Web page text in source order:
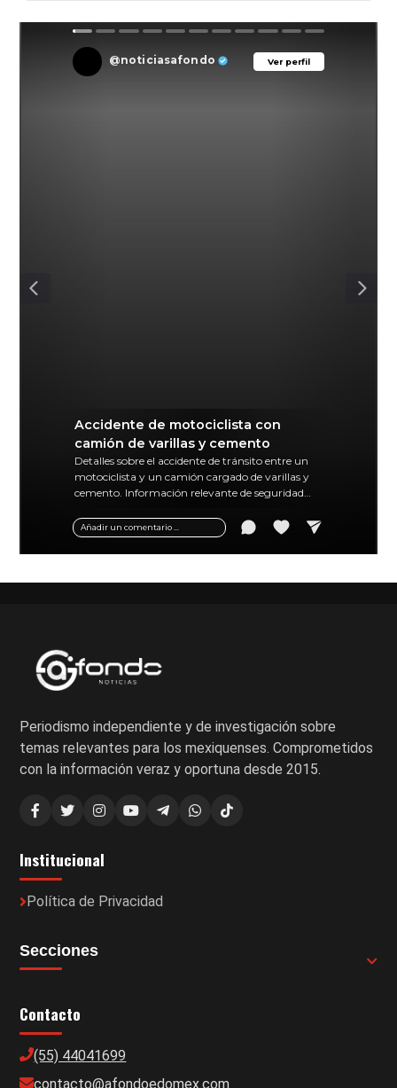
Ver perfil
@noticiasafondo Ver perfil
Añadir un comentario ...
Accidente de motociclista con
camión de varillas y cemento
Detalles sobre el accidente de tránsito entre un
motociclista y un camión cargado de varillas y
cemento. Información relevante de seguridad
Periodismo independiente y de investigación sobre
temas relevantes para los mexiquenses. Comprometidos
con la información veraz y oportuna desde 2015.
Institucional
Política de Privacidad
Secciones
Contacto
(55) 44041699
contacto@afondoedomex.com